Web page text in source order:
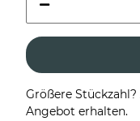
Größere
Angebot erhalten.